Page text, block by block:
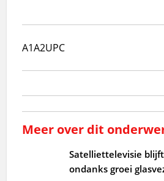
A1A2UPC
Meer over dit
Satelliettelevisie
ondanks groei